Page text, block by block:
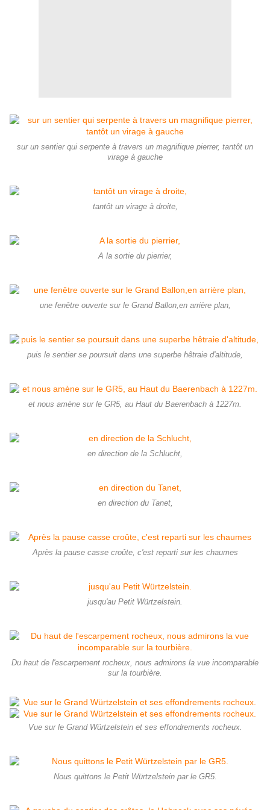
sur un sentier qui serpente à travers un magnifique pierrer, tantôt un
virage à gauche
tantôt un virage à droite,
A la sortie du pierrier,
une fenêtre ouverte sur le Grand Ballon,en arrière plan,
puis le sentier se poursuit dans une superbe hêtraie d'altitude,
et nous amène sur le GR5, au Haut du Baerenbach à 1227m.
en direction de la Schlucht,
en direction du Tanet,
Après la pause casse croûte, c'est reparti sur les chaumes
jusqu'au Petit Würtzelstein.
Du haut de l'escarpement rocheux, nous admirons la vue incomparable
sur la tourbière.
Vue sur le Grand Würtzelstein et ses effondrements rocheux.
Nous quittons le Petit Würtzelstein par le GR5.